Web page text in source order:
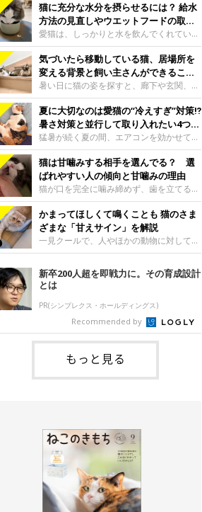
猫に充分な水分を摂らせるには？ 給水
方法の見直しやウエットフードの取り
入れ方を解説
愛猫は、しっかりと水を飲んでくれていま
すか？ 夏場はエアコンで室内が涼しいこ
ともあり、猫があまり水を飲まないこと
も。積極的に水分を摂らせるためには、給
水方法を見直したり、フードから水分を摂
らせたりする方法があります。今回は獣医
師の重本仁先生に、猫に水分を摂らせるた
めにできるためできる工夫を教えていただ
きました。ボウルの高さを愛猫の好みにね
このきもち投稿写真ギャラリー水飲みボウ
ルの高さは、猫が飲むときに頭が胃より下
にならないように設定すると飲みやすいで
しょう。首を深く折り曲げずに済むため、
関節や食道への負
気づいたら移動している猫、居場所を
変える背景と飼い主さんができること
を獣医師が解説
暑い日に猫の姿を探すと、廊下や玄関、床
の上など、さっきまでとは違う場所にいる
ことがあります。何度も移動しているよう
に見えると、落ち着かないのかな、暑さで
つらいのかなと気になる場面もあるでしょ
う。猫が居場所を変える理由や、飼い主さ
んが整えたい環境などについて、ねこのき
もち獣医師相談室の山口みき先生に伺いま
した。 移動は、猫なりの快適さ選びねこ
のきもち投稿写真ギャラリー猫は家の中
で、自分にとって過ごしやすい場所を見つ
けるのが得意な動物です。 暑い季節に
は、風通しのよい場所やひんやりした床、
熱がこもりにくい場
夏に大切なのは愛猫の“冷えすぎ”対策⁉
暑さ対策と並行して取り入れたい4つの
工夫
猛暑が続く夏の間、エアコンを効かせて室
内を冷やしますよね。しかし、人にとって
は快適な温度でも、猫にとっては温度が低
すぎることも。暑さ対策と並行して、冷え
すぎ対策もしっかりと行うことが大切で
す。今回は獣医師の重本仁先生に、猫の冷
えすぎを防ぐ4つの対策を教えていただき
ました。（1） 冷房の効いていない部屋に
行き来できるようにするねこのきもち投稿
写真ギャラリー猫が寒いと感じたときに、
ましょう。冷房の効いていない部屋や廊下
へも自由に行き来できるように、ドアは猫
が通れる程度に
猫は甘噛みする相手を選んでる？ 選
ばれやすい人の傾向と甘噛みの理由
猫が口を完全に噛み締めず、歯を立てる程
度に噛む“甘噛み”。遊びやスキンシップの
ときに繰り出すことがありますが、同じ家
族でも噛まれる頻度に違いがあると感じる
ことも。ねこのきもちWEB MAGAZINEで
は、飼い主さんたちにアンケートを実施
し、愛猫が甘噛みする相手を選んでいると
感じる状況を教えてもらいました。また、
ねこのきもち獣医師相談室の原駿太朗先生
には、実際に猫は甘噛みする相手を選んで
いるのか、その真相をお聞きします。約6
割の飼い主さんが「甘噛みする相手を選ん
でいる」と感じていた※2026年5月実施
かまってほしくて鳴くことも 猫のさま
ざまな「甘えサイン」を解説
一見クールで、人やほかの動物に対してあ
まり求めないように見える猫。しかし、実
は甘えん坊な性格の猫も少なくありませ
ん。今回は猫たちが出している“甘えサイ
ン”について、帝京科学大学生命環境学部
アニマルサイエンス学科准教授の加隈良枝
先生に教えていただきました。鳴くのは、
かまってほしいサインねこのきもち投稿写
真ギャラリーもともと、子猫が親猫に対し
てお世話を求めるときに鳴き声を使いま
す。子猫なので「ニャー」よりもややか細
い「ミャア」といった鳴き声になります
新卒200人超を即戦力に。その育成設計
とは
PR(シンプレクス・ホールディングス)
Recommended by
もっと見る